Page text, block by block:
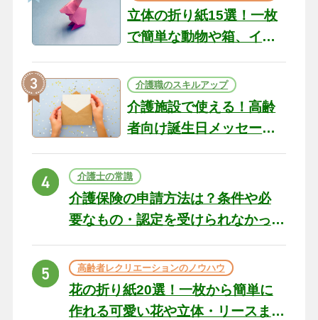
立体の折り紙15選！一枚
で簡単な動物や箱、イン
介護職のスキルアップ
介護施設で使える！高齢
者向け誕生日メッセージ
ト
介護士の常識
介護保険の申請方法は？条件や必
要なもの・認定を受けられなかっ
高齢者レクリエーションのノウハウ
花の折り紙20選！一枚から簡単に
作れる可愛い花や立体・リースま